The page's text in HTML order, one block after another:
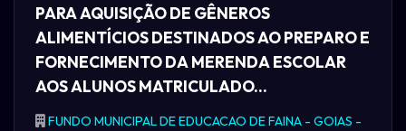
PARA AQUISIÇÃO DE GÊNEROS
ALIMENTÍCIOS DESTINADOS AO PREPARO E
FORNECIMENTO DA MERENDA ESCOLAR
AOS ALUNOS MATRICULADO...
FUNDO MUNICIPAL DE EDUCACAO DE FAINA - GOIAS -